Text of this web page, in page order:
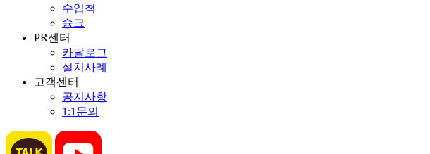
수입척
슝크
PR센터
카달로그
설치사례
고객센터
공지사항
1:1문의